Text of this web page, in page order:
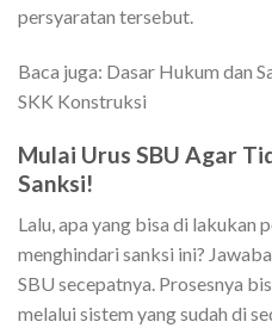
persyaratan tersebut.
Baca juga: Dasar Hukum dan
SKK Konstruksi
Mulai Urus SBU Agar
Sanksi!
Lalu, apa yang bisa di lakukan
menghindari sanksi ini?
SBU secepatnya. Prosesnya
melalui sistem yang sudah di